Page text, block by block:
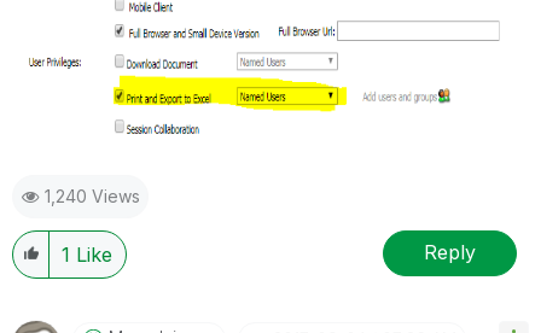
1,240 Views
1 Like Reply